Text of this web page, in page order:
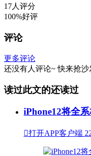
17人评分
100%好评
评论
更多评论
还没有人评论~ 快来抢沙
读过此文的还读过
iPhone12将全
打开APP客户端